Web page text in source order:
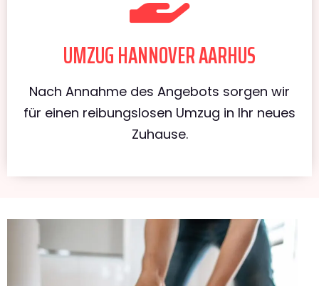
UMZUG HANNOVER AARHUS
Nach Annahme des Angebots sorgen wir
für einen reibungslosen Umzug in Ihr neues
Zuhause.